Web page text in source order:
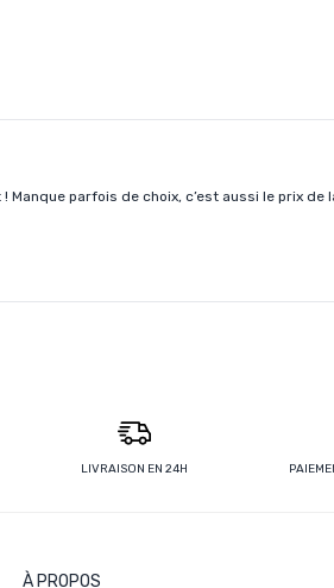
parfois de choix, c’est aussi le prix de
LIVRAISON EN 24H
À PROPOS